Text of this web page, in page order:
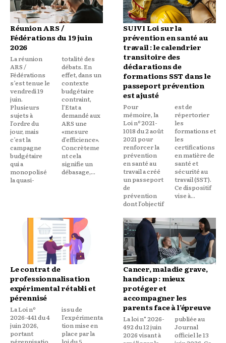
Réunion ARS /
Fédérations du 19 juin
2026
La réunion
ARS /
Fédérations
s’est tenue le
vendredi 19
juin.
Plusieurs
sujets à
l’ordre du
jour, mais
c’est la
campagne
budgétaire
qui a
monopolisé
la quasi-
totalité des
débats. En
effet, dans un
contexte
budgétaire
contraint,
l’Etat a
demandé aux
ARS une
«mesure
d’efficience».
Concrèteme
nt cela
signifie un
débasage,...
SUIVI Loi sur la
prévention en santé au
travail : le calendrier
transitoire des
déclarations de
formations SST dans le
passeport prévention
est ajusté
Pour
mémoire, la
Loi nº 2021-
1018 du 2 août
2021 pour
renforcer la
prévention
en santé au
travail a créé
un passeport
de
prévention
dont l’objectif
est de
répertorier
les
formations et
les
certifications
en matière de
santé et
sécurité au
travail (SST).
Ce dispositif
vise à...
Le contrat de
professionnalisation
expérimental rétabli et
pérennisé
La Loi nº
2026-441 du 4
juin 2026,
portant
issu de
l’expérimenta
tion mise en
place par la
Cancer, maladie grave,
handicap : mieux
protéger et
accompagner les
parents face à l’épreuve
La loi n° 2026-
492 du 12 juin
2026 visant à
publiée au
Journal
officiel le 13